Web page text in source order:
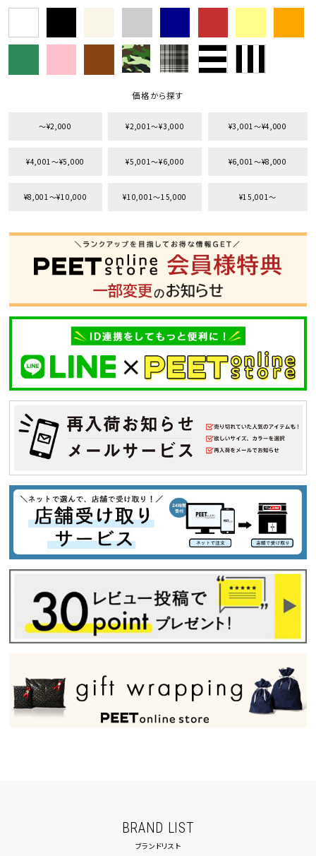
価格から探す
〜¥2,000 ¥2,001〜¥3,000 ¥3,001〜¥4,000
¥4,001〜¥5,000 ¥5,001〜¥6,000 ¥6,001〜¥8,000
¥8,001〜¥10,000 ¥10,001〜15,000 ¥15,001〜
BRAND LIST
ブランドリスト